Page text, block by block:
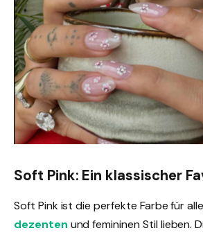
Soft Pink: Ein klassischer
Soft Pink ist die perfekte Farbe für
dezenten und femininen Stil lieben.